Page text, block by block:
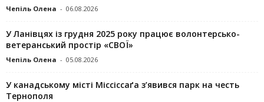
Чепіль Олена - 06.08.2026
У Ланівцях із грудня 2025 року працює волонтерсько-
ветеранський простір «СВОЇ»
Чепіль Олена - 05.08.2026
У канадському місті Міссіссаґа з’явився парк на честь
Тернополя